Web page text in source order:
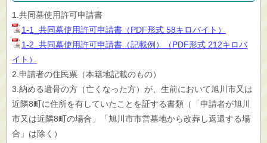
1.共同墓使用許可申請書
1-1_共同墓使用許可申請書（PDF形式 58キロバイト）
1-2_共同墓使用許可申請書（記載例）（PDF形式 212キロバ
イト）
2.申請者の住民票（本籍地記載のもの）
3.納める遺骨の方（亡くなった方）が、生前において旭川市又は
近隣8町に住所を有していたことを証する書類（「申請者が旭川
市又は近隣8町の場合」「旭川市市営墓地から改葬し返還する場
合」は除く）